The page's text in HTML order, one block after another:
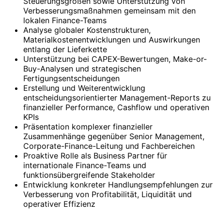
Verbesserungsmaßnahmen gemeinsam mit den
lokalen Finance-Teams
Analyse globaler Kostenstrukturen,
Materialkostenentwicklungen und Auswirkungen
entlang der Lieferkette
Unterstützung bei CAPEX-Bewertungen, Make-or-
Buy-Analysen und strategischen
Fertigungsentscheidungen
Erstellung und Weiterentwicklung
entscheidungsorientierter Management-Reports zu
finanzieller Performance, Cashflow und operativen
KPIs
Präsentation komplexer finanzieller
Zusammenhänge gegenüber Senior Management,
Corporate-Finance-Leitung und Fachbereichen
Proaktive Rolle als Business Partner für
internationale Finance-Teams und
funktionsübergreifende Stakeholder
Entwicklung konkreter Handlungsempfehlungen zur
Verbesserung von Profitabilität, Liquidität und
operativer Effizienz